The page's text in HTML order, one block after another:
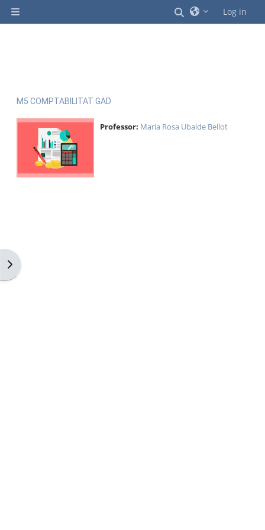
Panell lateral
CommutaLog in
Obre el calaix de blocs
M5 COMPTABILITAT GAD
Professor: Maria Rosa Ubalde Bellot